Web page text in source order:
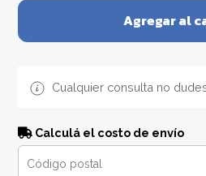
Agregar al
Cualquier consulta no
Calculá el costo de envío